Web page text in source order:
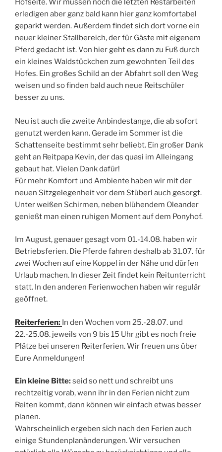
Hofseite. Wir müssen noch die letzten Restarbeiten
erledigen aber ganz bald kann hier ganz komfortabel
geparkt werden. Außerdem findet sich dort vorne ein
neuer kleiner Stallbereich, der für Gäste mit eigenem
Pferd gedacht ist. Von hier geht es dann zu Fuß durch
ein kleines Waldstückchen zum gewohnten Teil des
Hofes. Ein großes Schild an der Abfahrt soll den Weg
weisen und so finden bald auch neue Reitschüler
besser zu uns.
Neu ist auch die zweite Anbindestange, die ab sofort
genutzt werden kann. Gerade im Sommer ist die
Schattenseite bestimmt sehr beliebt. Ein großer Dank
geht an Reitpapa Kevin, der das quasi im Alleingang
gebaut hat. Vielen Dank dafür!
Für mehr Komfort und Ambiente haben wir mit der
neuen Sitzgelegenheit vor dem Stüberl auch gesorgt.
Unter weißen Schirmen, neben blühendem Oleander
genießt man einen ruhigen Moment auf dem Ponyhof.
Im August, genauer gesagt vom 01.-14.08. haben wir
Betriebsferien. Die Pferde fahren deshalb ab 31.07. für
zwei Wochen auf eine Koppel in der Nähe und dürfen
Urlaub machen. In dieser Zeit findet kein Reitunterricht
statt. In den anderen Ferienwochen haben wir regulär
geöffnet.
Reiterferien: In den Wochen vom 25.-28.07. und
22.-25.08. jeweils von 9 bis 15 Uhr gibt es noch freie
Plätze bei unseren Reiterferien. Wir freuen uns über
Eure Anmeldungen!
Ein kleine Bitte:seid so nett und schreibt uns
rechtzeitig vorab, wenn ihr in den Ferien nicht zum
Reiten kommt, dann können wir einfach etwas besser
planen.
Wahrscheinlich ergeben sich nach den Ferien auch
einige Stundenplanänderungen. Wir versuchen